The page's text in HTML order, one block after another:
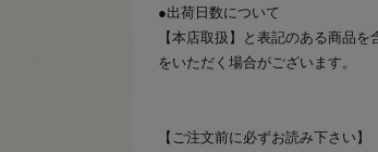
●出荷日数について
【本店取扱】と表記のある商品
をいただく場合がございます。
【ご注文前に必ずお読み下さい】